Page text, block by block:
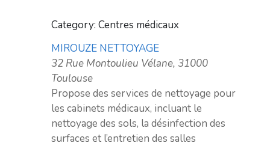
Category: Centres médicaux
MIROUZE NETTOYAGE
32 Rue Montoulieu Vélane, 31000
Toulouse
Propose des services de nettoyage pour
les cabinets médicaux, incluant le
nettoyage des sols, la désinfection des
surfaces et l’entretien des salles